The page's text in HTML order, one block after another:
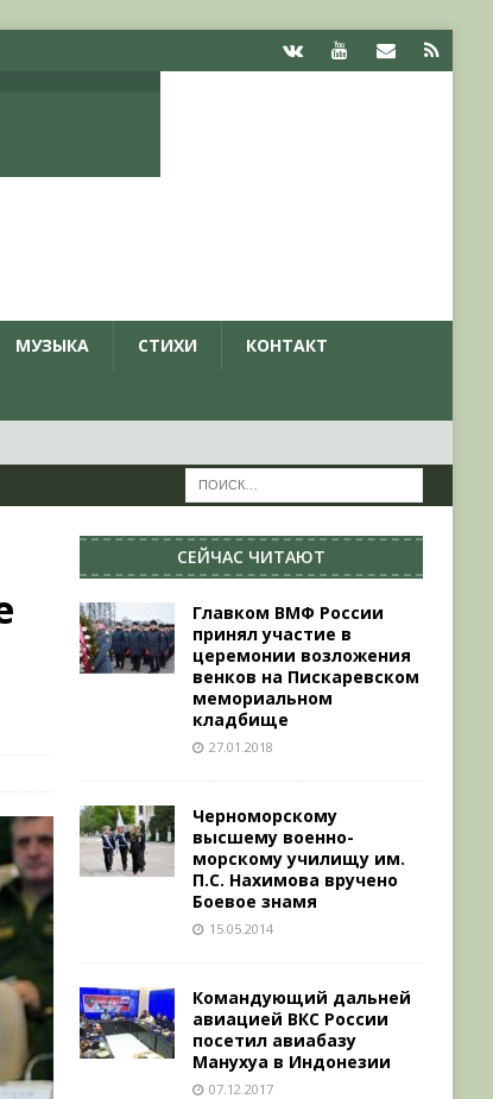
МУЗЫКА СТИХИ КОНТАКТ
СЕЙЧАС ЧИТАЮТ
Главком ВМФ России
принял участие в
церемонии возложения
венков на Пискаревском
мемориальном
кладбище
27.01.2018
Черноморскому
высшему военно-
морскому училищу им.
П.С. Нахимова вручено
Боевое знамя
15.05.2014
Командующий дальней
авиацией ВКС России
посетил авиабазу
Манухуа в Индонезии
07.12.2017